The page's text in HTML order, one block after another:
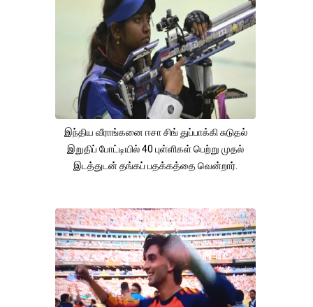
இந்திய வீராங்கனை ஈசா சிங் துப்பாக்கி சுடுதல்
இறுதிப் போட்டியில் 40 புள்ளிகள் பெற்று முதல்
இடத்துடன் தங்கப் பதக்கத்தை வென்றார்.